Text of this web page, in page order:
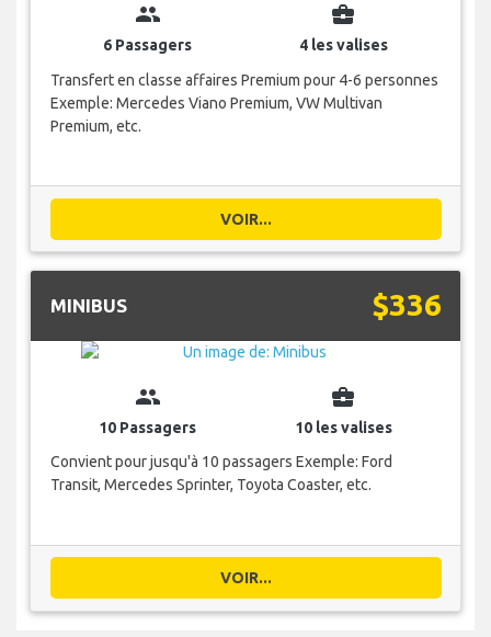
group
6 Passagers
business_center
4 les valises
Transfert en classe affaires Premium pour 4-6 personnes
Exemple: Mercedes Viano Premium, VW Multivan
Premium, etc.
VOIR...
MINIBUS $336
group
10 Passagers
business_center
10 les valises
Convient pour jusqu'à 10 passagers Exemple: Ford
Transit, Mercedes Sprinter, Toyota Coaster, etc.
VOIR...